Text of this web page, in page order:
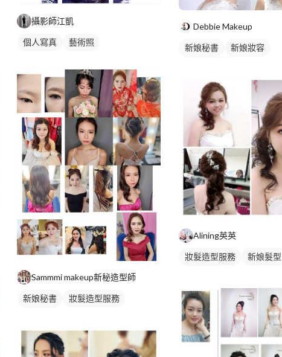
攝影師江凱
個人寫真 藝術照
Sammmi makeup新秘造型師
新娘秘書
妝髮造型服務
Debbie Makeup
新娘秘書
新娘妝容
Alining英英
妝髮造型服務
新娘髮型